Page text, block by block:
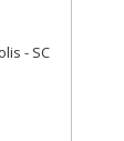
- SC